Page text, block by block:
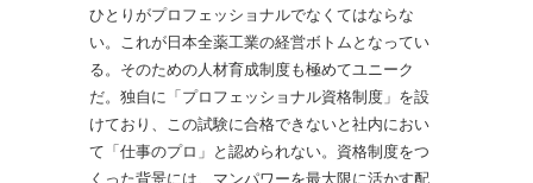
ひとりがプロフェッショナルでなくてはならな
い。これが日本全薬工業の経営ボトムとなってい
る。そのための人材育成制度も極めてユニーク
だ。独自に「プロフェッショナル資格制度」を設
けており、この試験に合格できないと社内におい
て「仕事のプロ」と認められない。資格制度をつ
くった背景には、マンパワーを最大限に活かす配